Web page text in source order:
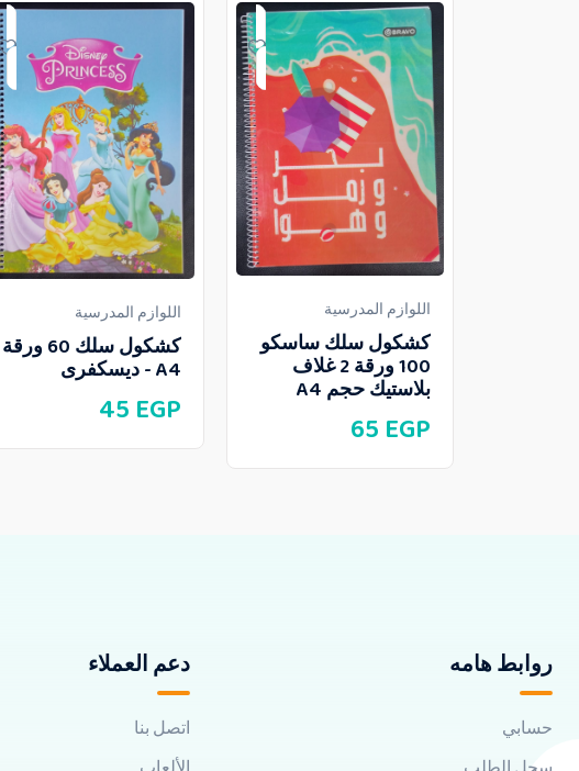
اللوازم المدرسية
كشكول سلك ساسكو
100 ورقة 2 غلاف
بلاستيك حجم A4
65 EGP
اللوازم المدرسية
كشكول سلك 60 ورقة
A4 - ديسكفرى
45 EGP
روابط هامه
حسابي
دعم العملاء
اتصل بنا